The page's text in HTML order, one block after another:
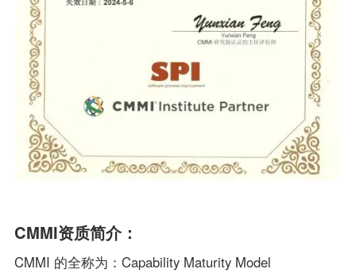
CMMI资质简介：
CMMI 的全称为：Capability Maturity Model